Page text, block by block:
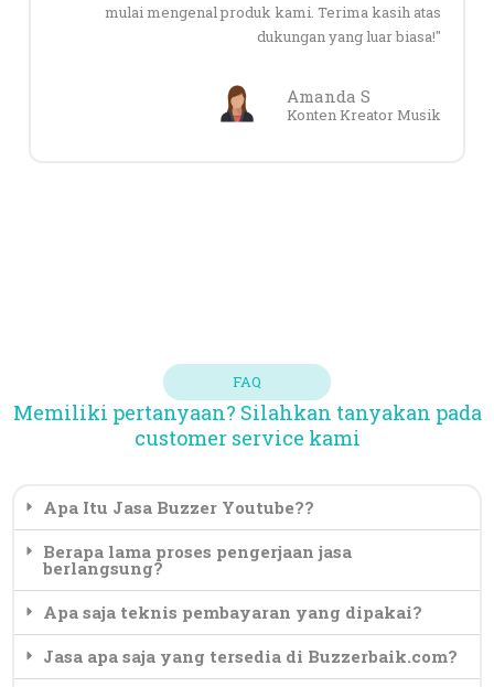
mulai mengenal produk kami. Terima kasih atas
dukungan yang luar biasa!"
Amanda S
Konten Kreator Musik
FAQ
Memiliki pertanyaan? Silahkan tanyakan pada
customer service kami
Apa Itu Jasa Buzzer Youtube??
Berapa lama proses pengerjaan jasa
berlangsung?
Apa saja teknis pembayaran yang dipakai?
Jasa apa saja yang tersedia di Buzzerbaik.com?